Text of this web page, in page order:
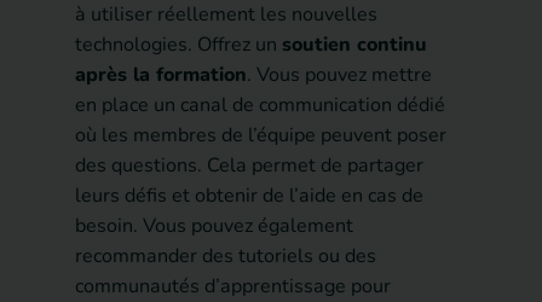
à utiliser réellement les nouvelles
technologies. Offrez un soutien continu
après la formation. Vous pouvez mettre
en place un canal de communication dédié
où les membres de l’équipe peuvent poser
des questions. Cela permet de partager
leurs défis et obtenir de l’aide en cas de
besoin. Vous pouvez également
recommander des tutoriels ou des
communautés d’apprentissage pour